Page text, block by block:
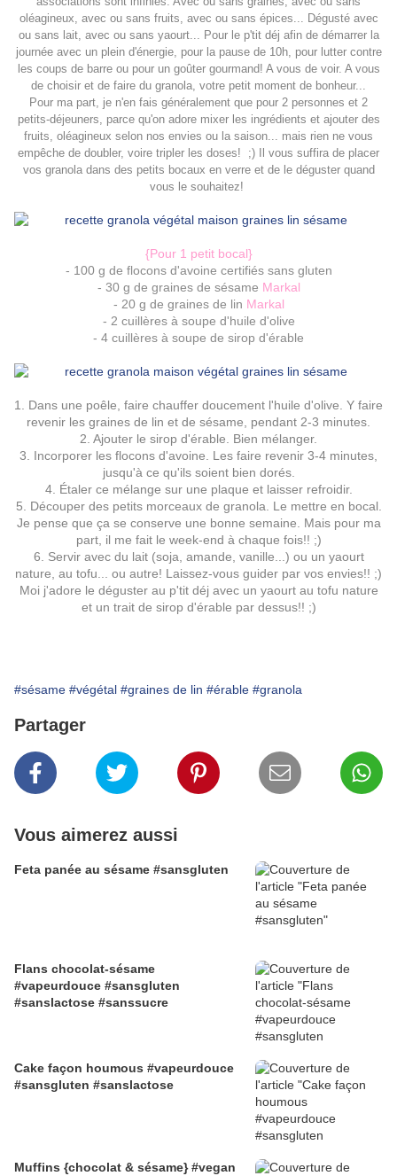
oléagineux, avec ou sans fruits, avec ou sans épices... Dégusté avec
ou sans lait, avec ou sans yaourt... Pour le p'tit déj afin de démarrer la
journée avec un plein d'énergie, pour la pause de 10h, pour lutter contre
les coups de barre ou pour un goûter gourmand! A vous de voir. A vous
de choisir et de faire du granola, votre petit moment de bonheur...
Pour ma part, je n'en fais généralement que pour 2 personnes et 2
petits-déjeuners, parce qu'on adore mixer les ingrédients et ajouter des
fruits, oléagineux selon nos envies ou la saison... mais rien ne vous
empêche de doubler, voire tripler les doses! ;) Il vous suffira de placer
vos granola dans des petits bocaux en verre et de le déguster quand
vous le souhaitez!
{Pour 1 petit bocal}
- 100 g de flocons d'avoine certifiés sans gluten
- 30 g de graines de sésame Markal
- 20 g de graines de lin Markal
- 2 cuillères à soupe d'huile d'olive
- 4 cuillères à soupe de sirop d'érable
1. Dans une poêle, faire chauffer doucement l'huile d'olive. Y faire
revenir les graines de lin et de sésame, pendant 2-3 minutes.
2. Ajouter le sirop d'érable. Bien mélanger.
3. Incorporer les flocons d'avoine. Les faire revenir 3-4 minutes,
jusqu'à ce qu'ils soient bien dorés.
4. Étaler ce mélange sur une plaque et laisser refroidir.
5. Découper des petits morceaux de granola. Le mettre en bocal.
Je pense que ça se conserve une bonne semaine. Mais pour ma
part, il me fait le week-end à chaque fois!! ;)
6. Servir avec du lait (soja, amande, vanille...) ou un yaourt
nature, au tofu... ou autre! Laissez-vous guider par vos envies!! ;)
Moi j'adore le déguster au p'tit déj avec un yaourt au tofu nature
et un trait de sirop d'érable par dessus!! ;)
#sésame #végétal #graines de lin #érable #granola
Partager
Vous aimerez aussi
Feta panée au sésame #sansgluten
Flans chocolat-sésame
#vapeurdouce #sansgluten
#sanslactose #sanssucre
Cake façon houmous #vapeurdouce
#sansgluten #sanslactose
Muffins {chocolat & sésame} #vegan